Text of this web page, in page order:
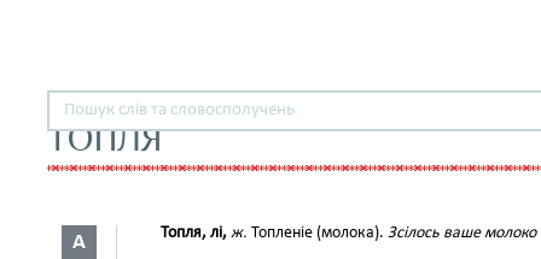
ТОПЛЯ
А Топля, лі, ж. Топленіе (молока). Зсілось ваше молоко